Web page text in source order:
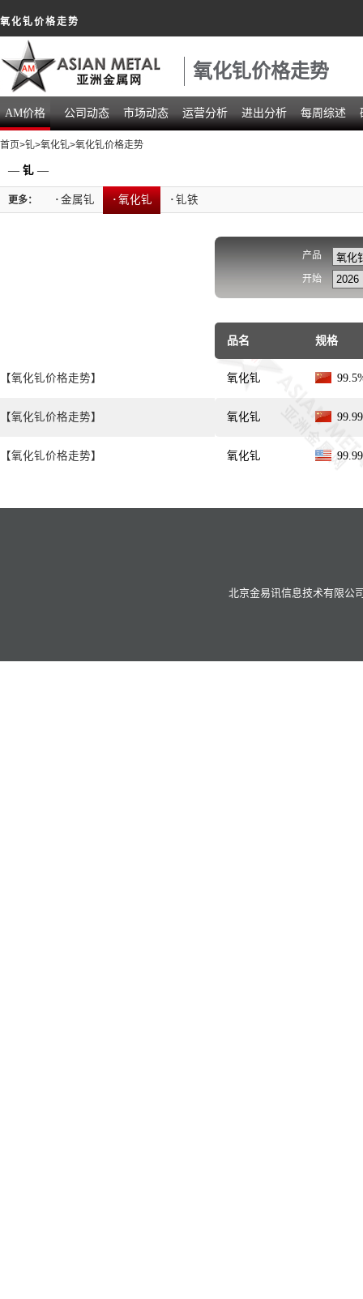
氧化钆价格走势
氧化钆价格走势
AM价格 公司动态 市场动态 运营分析 进出分析 每周综述
首页>钆>氧化钆>氧化钆价格走势
— 钆 —
更多： · 金属钆 ·氧化钆 · 钆铁
【氧化钆价格走势】
【氧化钆价格走势】
【氧化钆价格走势】
产品
开始
品名 规格
氧化钆
氧化钆
氧化钆
北京金易讯信息技术有限公